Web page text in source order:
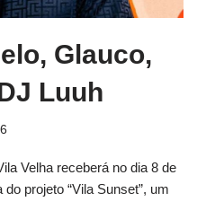
Glauco,
Luuh
Velha receberá no dia 8 de
projeto “Vila Sunset”, um